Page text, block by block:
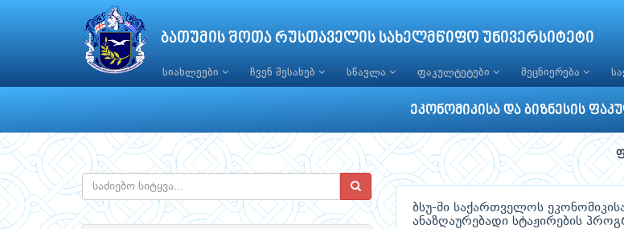
ბათუმის შოთა რუსთაველის სახელმწიფო უნივერსიტეტი
სიახლეები ჩვენ შესახებ სწავლა ფაკულტეტები მეცნიერება
ეკონომიკისა და ბიზნესის
ბსუ-ში საქართველოს
ანაზღაურებადი სტაჟირების